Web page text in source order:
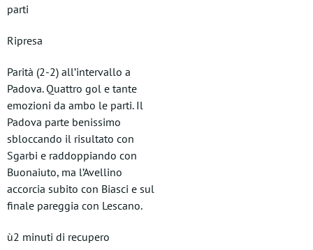
parti
Ripresa
Parità (2-2) all’intervallo a
Padova. Quattro gol e tante
emozioni da ambo le parti. Il
Padova parte benissimo
sbloccando il risultato con
Sgarbi e raddoppiando con
Buonaiuto, ma l’Avellino
accorcia subito con Biasci e sul
finale pareggia con Lescano.
ù2 minuti di recupero